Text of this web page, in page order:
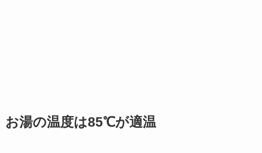
お湯の温度は85℃が適温